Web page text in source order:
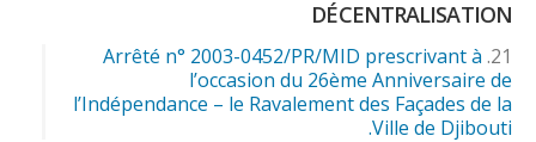
DÉCENTRALISATION
Arrêté n° 2003-0452/PR/MID prescrivant à
l’occasion du 26ème Anniversaire de
l’Indépendance – le Ravalement des Façades de la
Ville de Djibouti.